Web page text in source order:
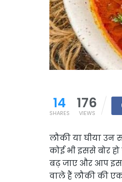
14
SHARES
176
VIEWS
लौकी या घीया उन
कोई भी इससे बोर
बढ़ जाए और आप
वाले हैं लौकी की एक